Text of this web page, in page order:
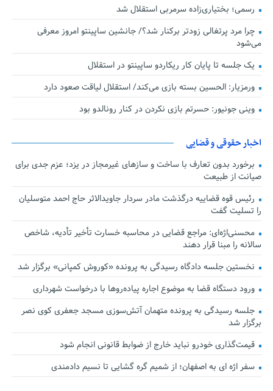
رسمی؛ بختیاری‌زاده سرمربی استقلال شد
چرا مرد پرتغالی زودتر برکنار شد؟/ جانشین ساپینتو امروز معرفی
می‌شود
یک جلسه تا پایان کار ریکاردو ساپینتو در استقلال
ورمزیار: الحسین بسته بازی می‌کند/ استقلال لیاقت صعود دارد
وینی جونیور: حسرتم بازی نکردن در کنار رونالدو بود
اخبار حقوقی و قضایی
برخورد بدون تعارف با ساخت‌ و سازهای غیرمجاز در یزد؛ عزم جدی برای
صیانت از طبیعت
رئیس قوه قضاییه درگذشت مادر سردار جاویدالاثر حاج احمد متوسلیان
را تسلیت گفت
محسنی‌اژه‌ای: مراجع قضایی در محاسبه خسارت تأخیر تأدیه، شاخص
سالانه را مبنا قرار دهند
نخستین جلسه دادگاه رسیدگی به پرونده «کوروش کمپانی» برگزار شد
ورود دستگاه قضا به موضوع اجاره پیاده‌روها با درخواست شهرداری
جلسه رسیدگی به پرونده متهمان آتش‌سوزی مسجد جعفری کوی نصر
برگزار شد
قیمت‌گذاری خودرو نباید خارج از ضوابط قانونی انجام شود
سفر اژه ای به اصفهان؛ از شمیم گره گشایی تا نسیم دادمندی